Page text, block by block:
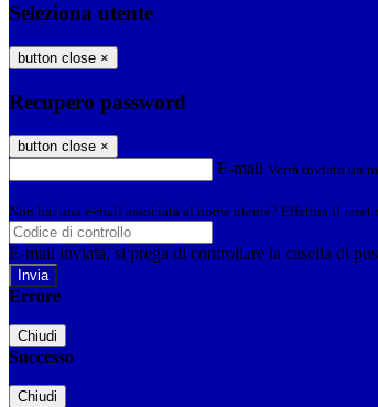
Seleziona utente
button close ×
Recupero password
button close ×
E-mail Verrà inviato un
Non hai una e-mail associata al nome utente? Effettua il reset
E-mail inviata, si prega di controllare la casella di
Errore
Chiudi
Successo
Chiudi